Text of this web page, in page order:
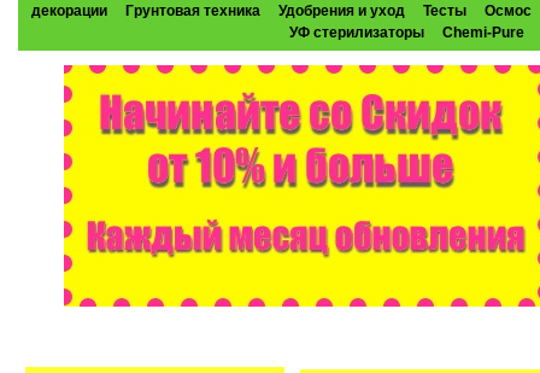
декорации
Грунтовая техника Удобрения и уход Тесты
Осмос
УФ стерилизаторы
Chemi-Pure